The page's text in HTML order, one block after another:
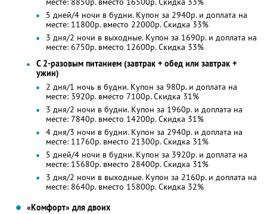
5 дней/4 ночи в будни. Купон за 2940р. и доплата на
месте: 11800р. вместо 22000р. Скидка 33%
3 дня/2 ночи в выходные. Купон за 1690р. и доплата на
месте: 6750р. вместо 12600р. Скидка 33%
С 2-разовым питанием (завтрак + обед или завтрак +
ужин)
2 дня/1 ночь в будни. Купон за 980р. и доплата на
месте: 3920р. вместо 7100р. Скидка 31%
3 дня/2 ночи в будни. Купон за 1960р. и доплата на
месте: 7840р. вместо 14200р. Скидка 31%
4 дня/3 ночи в будни. Купон за 2940р. и доплата на
месте: 11760р. вместо 21300р. Скидка 31%
5 дней/4 ночи в будни. Купон за 3920р. и доплата на
месте: 15680р. вместо 28400р. Скидка 31%
3 дня/2 ночи в выходные. Купон за 2160р. и доплата на
месте: 8640р. вместо 15800р. Скидка 32%
«Комфорт» для двоих